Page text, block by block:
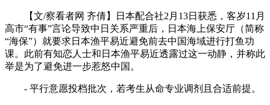
【文/察看者网 齐倩】日本配合社2月13日获悉，客岁11月
高市“有事”言论导致中日关系严重后，日本海上保安厅（简称
“海保”）就要求日本渔平易近避免前去中国海域进行打鱼功
课。此前有知恋人士和日本渔平易近透露过这一动静，并称此
举是为了避免进一步惹怒中国。
- 平行意愿投档批次，若考生从命专业调剂且合适前提。